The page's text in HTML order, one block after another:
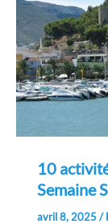
10
Semaine
avril 8, 2025/